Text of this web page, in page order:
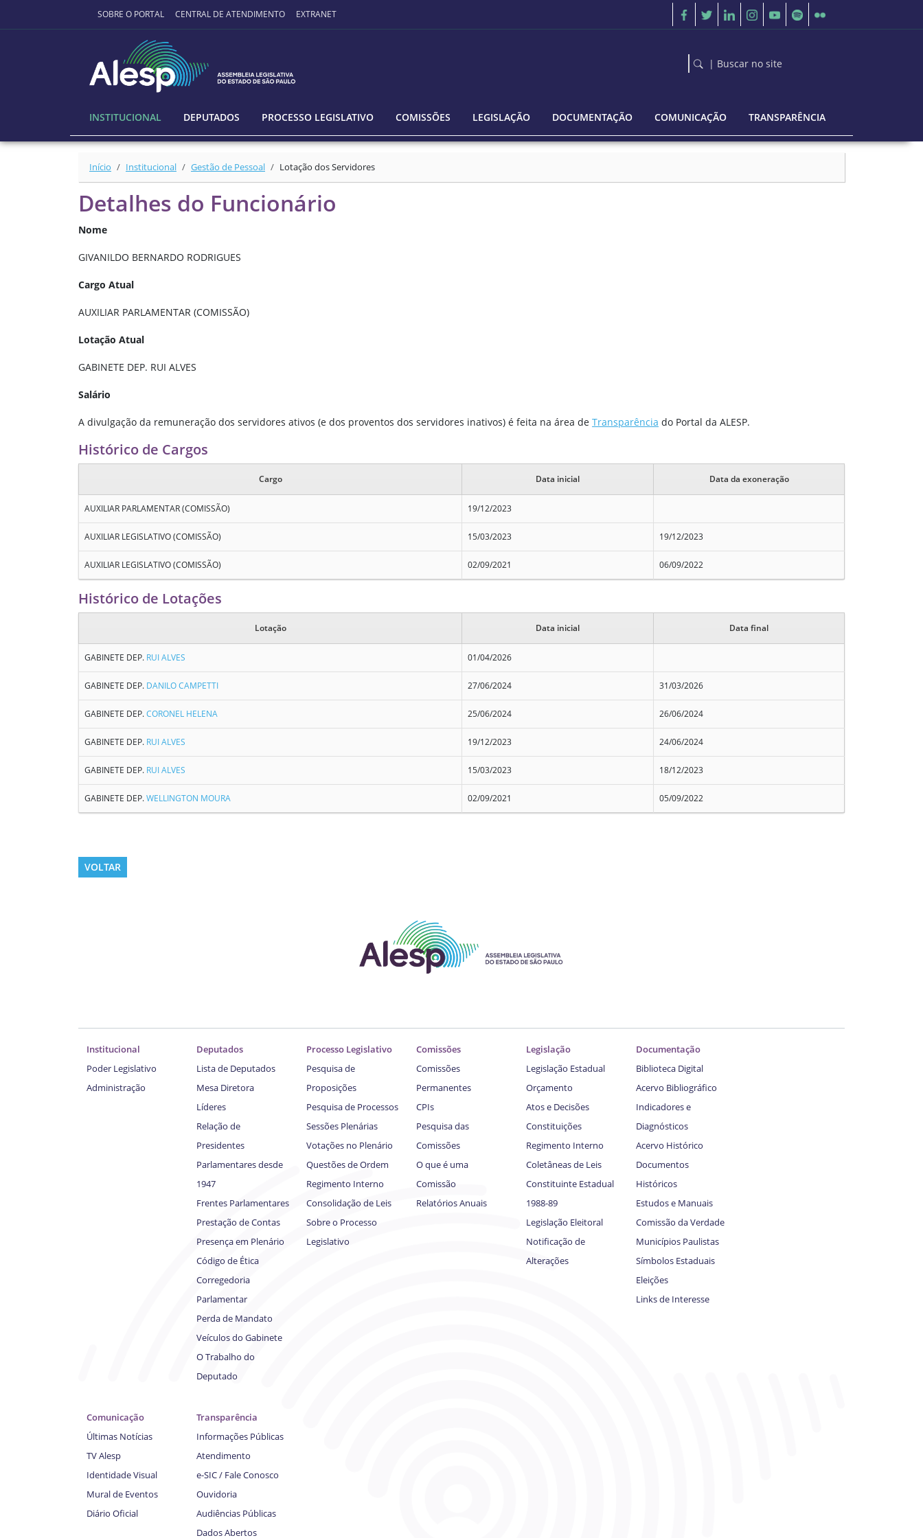
Ir para o conteúdo principal
SOBRE O PORTAL CENTRAL DE ATENDIMENTO EXTRANET
| Buscar no site
INSTITUCIONAL DEPUTADOS PROCESSO LEGISLATIVO COMISSÕES LEGISLAÇÃO DOCUMENTAÇÃO COMUNICAÇÃO TRANSPARÊNCIA
Início Institucional Gestão de Pessoal Lotação dos Servidores
Detalhes do Funcionário
Nome
GIVANILDO BERNARDO RODRIGUES
Cargo Atual
AUXILIAR PARLAMENTAR (COMISSÃO)
Lotação Atual
GABINETE DEP. RUI ALVES
Salário
A divulgação da remuneração dos servidores ativos (e dos proventos dos servidores inativos) é feita na área de Transparência do Portal da ALESP.
Histórico de Cargos
Cargo Data inicial Data da exoneração
AUXILIAR PARLAMENTAR (COMISSÃO) 19/12/2023
AUXILIAR LEGISLATIVO (COMISSÃO) 15/03/2023 19/12/2023
AUXILIAR LEGISLATIVO (COMISSÃO) 02/09/2021 06/09/2022
Histórico de Lotações
Lotação Data inicial Data final
GABINETE DEP. RUI ALVES 01/04/2026
GABINETE DEP. DANILO CAMPETTI 27/06/2024 31/03/2026
GABINETE DEP.CORONEL HELENA 25/06/2024 26/06/2024
GABINETE DEP. RUI ALVES 19/12/2023 24/06/2024
GABINETE DEP. RUI ALVES 15/03/2023 18/12/2023
GABINETE DEP.WELLINGTON MOURA 02/09/2021 05/09/2022
VOLTAR
Institucional
Poder Legislativo
Administração
Deputados
Lista de Deputados
Mesa Diretora
Líderes
Relação de
Presidentes
Parlamentares desde
1947
Frentes Parlamentares
Prestação de Contas
Presença em Plenário
Código de Ética
Corregedoria
Parlamentar
Perda de Mandato
Veículos do Gabinete
O Trabalho do
Deputado
Processo Legislativo
Pesquisa de
Proposições
Pesquisa de Processos
Sessões Plenárias
Votações no Plenário
Questões de Ordem
Regimento Interno
Consolidação de Leis
Sobre o Processo
Legislativo
Comissões
Comissões
Permanentes
CPIs
Pesquisa das
Comissões
O que é uma
Comissão
Relatórios Anuais
Legislação
Legislação Estadual
Orçamento
Atos e Decisões
Constituições
Regimento Interno
Coletâneas de Leis
Constituinte Estadual
1988-89
Legislação Eleitoral
Notificação de
Alterações
Documentação
Biblioteca Digital
Acervo Bibliográfico
Indicadores e
Diagnósticos
Acervo Histórico
Documentos
Históricos
Estudos e Manuais
Comissão da Verdade
Municípios Paulistas
Símbolos Estaduais
Eleições
Links de Interesse
Comunicação
Últimas Notícias
TV Alesp
Identidade Visual
Mural de Eventos
Diário Oficial
Transparência
Informações Públicas
Atendimento
e-SIC / Fale Conosco
Ouvidoria
Audiências Públicas
Dados Abertos